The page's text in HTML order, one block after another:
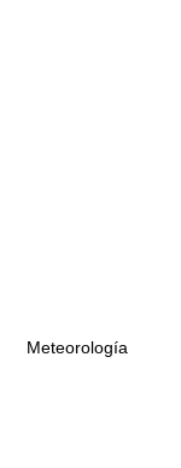
Meteorología